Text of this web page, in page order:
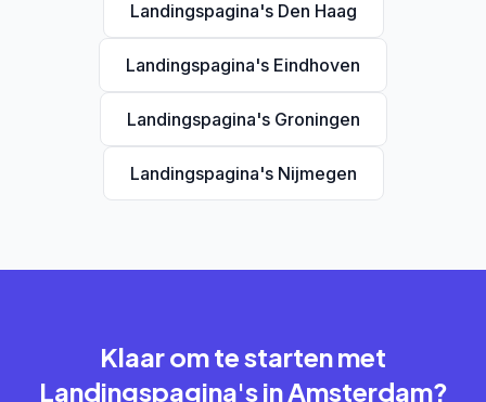
Landingspagina's Den Haag
Landingspagina's Eindhoven
Landingspagina's Groningen
Landingspagina's Nijmegen
Klaar om te starten met
Landingspagina's in Amsterdam?